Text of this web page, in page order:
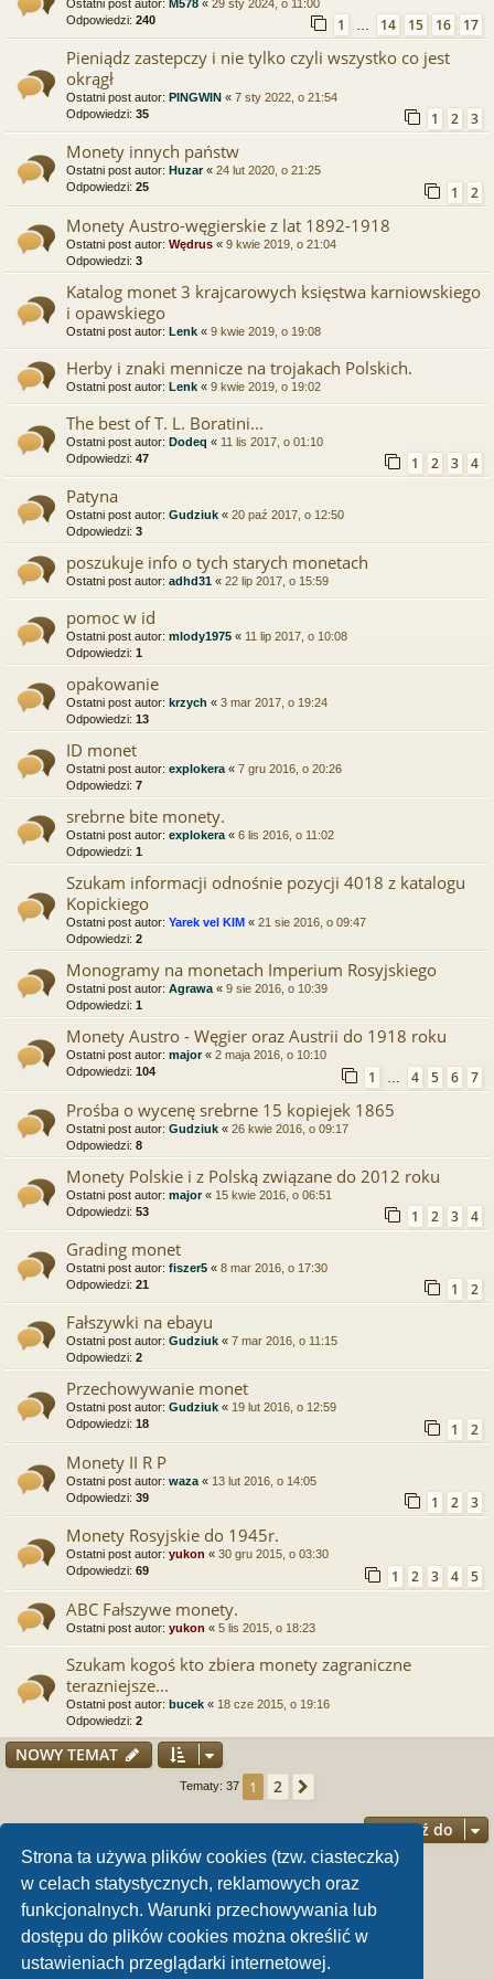
Strona ta używa plików cookies (tzw. ciasteczka)
w celach statystycznych, reklamowych oraz
funkcjonalnych. Warunki przechowywania lub
dostępu do plików cookies można określić w
ustawieniach przeglądarki internetowej.
Ostatni post autor: M578 « 29 sty 2024, o 11:00
Odpowiedzi: 240 1 … 14 15 16 17
Pieniądz zastepczy i nie tylko czyli wszystko co jest
okrągł
Ostatni post autor: PINGWIN « 7 sty 2022, o 21:54
Odpowiedzi: 35 1 2 3
Monety innych państw
Ostatni post autor: Huzar« 24 lut 2020, o 21:25
Odpowiedzi: 25 1 2
Monety Austro-węgierskie z lat 1892-1918
Ostatni post autor: Wędrus « 9 kwie 2019, o 21:04
Odpowiedzi: 3
Katalog monet 3 krajcarowych księstwa karniowskiego
i opawskiego
Ostatni post autor: Lenk « 9 kwie 2019, o 19:08
Herby i znaki mennicze na trojakach Polskich.
Ostatni post autor: Lenk « 9 kwie 2019, o 19:02
The best of T. L. Boratini...
Ostatni post autor: Dodeq « 11 lis 2017, o 01:10
Odpowiedzi: 47 1 2 3 4
Patyna
Ostatni post autor: Gudziuk « 20 paź 2017, o 12:50
Odpowiedzi: 3
poszukuje info o tych starych monetach
Ostatni post autor: adhd31 « 22 lip 2017, o 15:59
pomoc w id
Ostatni post autor: mlody1975 « 11 lip 2017, o 10:08
Odpowiedzi: 1
opakowanie
Ostatni post autor: krzych « 3 mar 2017, o 19:24
Odpowiedzi: 13
ID monet
Ostatni post autor: explokera « 7 gru 2016, o 20:26
Odpowiedzi: 7
srebrne bite monety.
Ostatni post autor: explokera « 6 lis 2016, o 11:02
Odpowiedzi: 1
Szukam informacji odnośnie pozycji 4018 z katalogu
Kopickiego
Ostatni post autor: Yarek vel KIM « 21 sie 2016, o 09:47
Odpowiedzi: 2
Monogramy na monetach Imperium Rosyjskiego
Ostatni post autor: Agrawa « 9 sie 2016, o 10:39
Odpowiedzi: 1
Monety Austro - Węgier oraz Austrii do 1918 roku
Ostatni post autor: major« 2 maja 2016, o 10:10
Odpowiedzi: 104 1 4 5 6 7
Prośba o wycenę srebrne 15 kopiejek 1865
Ostatni post autor: Gudziuk « 26 kwie 2016, o 09:17
Odpowiedzi: 8
Monety Polskie i z Polską związane do 2012 roku
Ostatni post autor: major« 15 kwie 2016, o 06:51
Odpowiedzi: 53 1 2 3 4
Grading monet
Ostatni post autor: fiszer5 « 8 mar 2016, o 17:30
Odpowiedzi: 21 1 2
Fałszywki na ebayu
Ostatni post autor: Gudziuk « 7 mar 2016, o 11:15
Odpowiedzi: 2
Przechowywanie monet
Ostatni post autor: Gudziuk « 19 lut 2016, o 12:59
Odpowiedzi: 18 1 2
Monety II R P
Ostatni post autor: waza « 13 lut 2016, o 14:05
Odpowiedzi: 39 1 2 3
Monety Rosyjskie do 1945r.
Ostatni post autor: yukon « 30 gru 2015, o 03:30
Odpowiedzi: 69 1 2 3 4 5
ABC Fałszywe monety.
Ostatni post autor: yukon « 5 lis 2015, o 18:23
Szukam kogoś kto zbiera monety zagraniczne
terazniejsze...
Ostatni post autor: bucek « 18 cze 2015, o 19:16
Odpowiedzi: 2
NOWY TEMAT
Tematy: 37 1 2
Przejdź do
Twoje uprawnienia na tym forum
Nie możesztworzyć nowych tematów
Nie możeszzmieniać swoich postów
Nie możesz
usuwać swoich postów
Nie możeszdodawać załączników